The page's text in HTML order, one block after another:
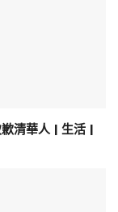
清華人 | 生活 |